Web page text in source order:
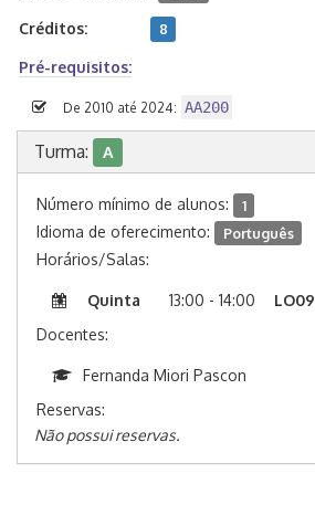
Créditos: 8
Pré-requisitos:
De 2010 até 2024: AA200
Turma: A
Número mínimo de alunos: 1
Idioma de oferecimento: Português
Horários/Salas:
Quinta 13:00 - 14:00
LO09
Docentes:
Fernanda Miori Pascon
Reservas:
Não possui reservas.